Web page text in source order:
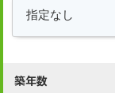
築年数